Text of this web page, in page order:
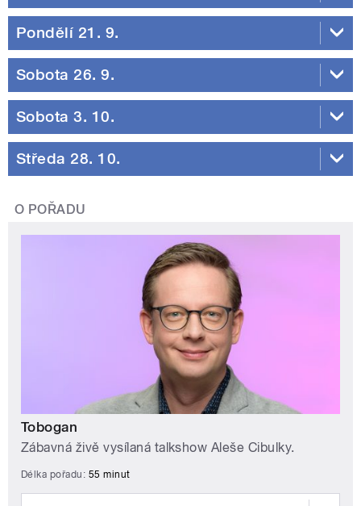
Pondělí 21. 9.
Sobota 26. 9.
Sobota 3. 10.
Středa 28. 10.
O POŘADU
Tobogan
Zábavná živě vysílaná talkshow Aleše Cibulky.
Délka pořadu: 55 minut